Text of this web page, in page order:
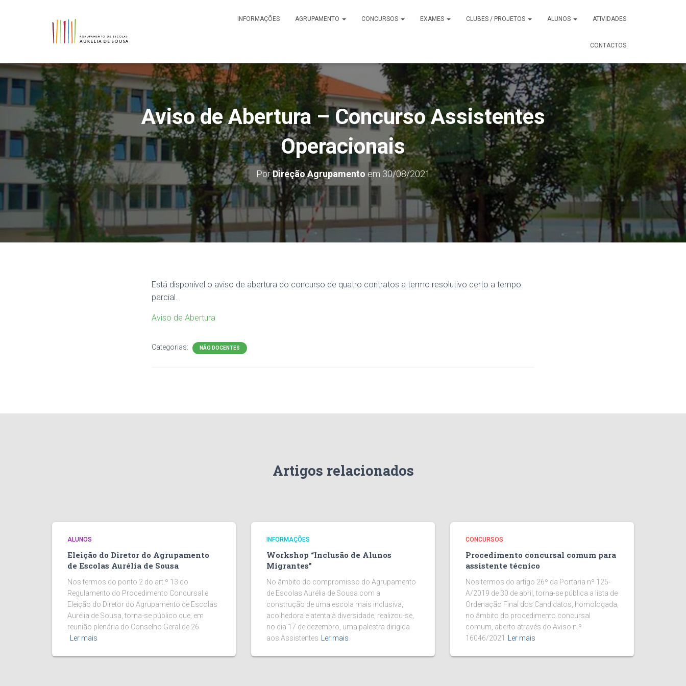
INFORMAÇÕES AGRUPAMENTO CONCURSOS EXAMES CLUBES / PROJETOS ALUNOS ATIVIDADES
CONTACTOS
Aviso de Abertura – Concurso Assistentes
Operacionais
PorDireção Agrupamento em 30/08/2021
Está disponível o aviso de abertura do concurso de quatro contratos a termo resolutivo certo a tempo
parcial.
Aviso de Abertura
Categorias: NÃO DOCENTES
Artigos relacionados
ALUNOS
Eleição do Diretor do Agrupamento
de Escolas Aurélia de Sousa
Nos termos do ponto 2 do art.º 13 do
Regulamento do Procedimento Concursal e
Eleição do Diretor do Agrupamento de Escolas
Aurélia de Sousa, torna-se público que, em
reunião plenária do Conselho Geral de 26
Ler mais
INFORMAÇÕES
Workshop “Inclusão de Alunos
Migrantes”
No âmbito do compromisso do Agrupamento
de Escolas Aurélia de Sousa com a
construção de uma escola mais inclusiva,
acolhedora e atenta à diversidade, realizou-se,
no dia 17 de dezembro, uma palestra dirigida
aos Assistentes
Ler mais
CONCURSOS
Procedimento concursal comum para
assistente técnico
Nos termos do artigo 26º da Portaria nº 125-
A/2019 de 30 de abril, torna-se pública a lista de
Ordenação Final dos Candidatos, homologada,
no âmbito do procedimento concursal
comum, aberto através do Aviso n.º
16046/2021
Ler mais